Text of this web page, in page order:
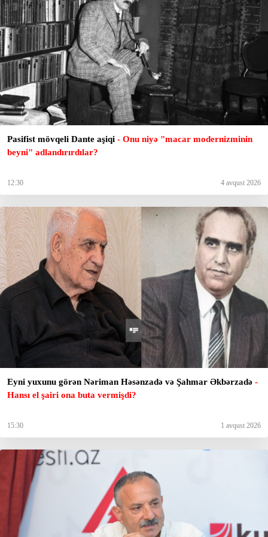
Pasifist mövqeli Dante aşiqi - Onu niyə "macar modernizminin
beyni" adlandırırdılar?
12:30 4 avqust 2026
Eyni yuxunu görən Nəriman Həsənzadə və Şahmar Əkbərzadə -
Hansı el şairi ona buta vermişdi?
15:30 1 avqust 2026